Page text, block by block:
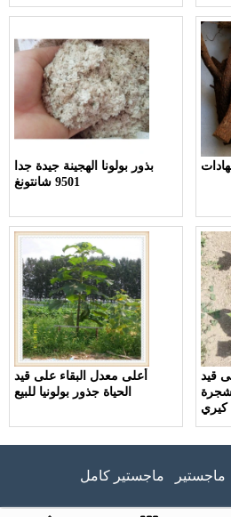
بذور بولونا الهجينة جيدة جدا
9501 شانتونغ
أعلى معدل البقاء على قيد
الحياة جذور بولونيا للبيع
قيد
شجرة
كيري
ماجستير ماجستير كامل